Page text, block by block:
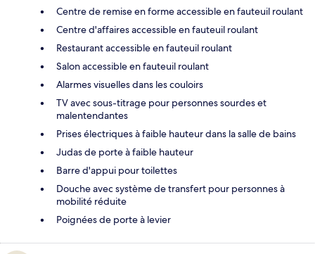
Centre de remise en forme accessible en fauteuil roulant
Centre d'affaires accessible en fauteuil roulant
Restaurant accessible en fauteuil roulant
Salon accessible en fauteuil roulant
Alarmes visuelles dans les couloirs
TV avec sous-titrage pour personnes sourdes et
malentendantes
Prises électriques à faible hauteur dans la salle de bains
Judas de porte à faible hauteur
Barre d'appui pour toilettes
Douche avec système de transfert pour personnes à
mobilité réduite
Poignées de porte à levier